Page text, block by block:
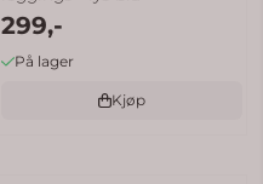
299,-
På lager
Kjøp